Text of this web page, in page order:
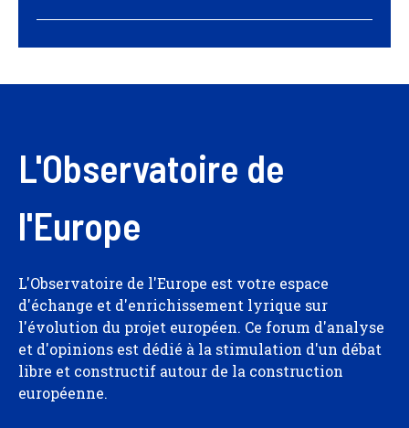
L'Observatoire de
l'Europe
L'Observatoire de l'Europe est votre espace
d'échange et d'enrichissement lyrique sur
l'évolution du projet européen. Ce forum d'analyse
et d'opinions est dédié à la stimulation d'un débat
libre et constructif autour de la construction
européenne.